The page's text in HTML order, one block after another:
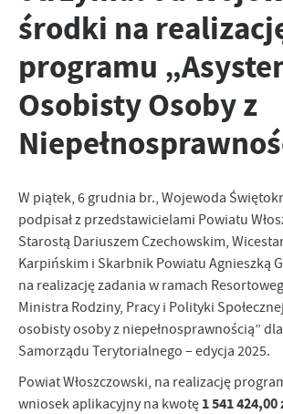
środki na
programu
Osobisty Osoby z
W piątek, 6 grudnia br., Wojewoda
podpisał z przedstawicielami Powiatu
Starostą Dariuszem Czechowskim,
Karpińskim i Skarbnik Powiatu Agnieszką
na realizację zadania w ramach
Ministra Rodziny, Pracy i Polityki
osobisty osoby z niepełnosprawnością”
Samorządu Terytorialnego – edycja 2025.
Powiat Włoszczowski, na realizację
wniosek aplikacyjny na kwotę 1 541 424,00
personalizację określonych funkcjonalności czy
treści.
Dzięki tym plikom cookies możemy zapewnić Ci
korzystania z funkcjonalności naszej strony
jej do Twoich indywidualnych preferencji.
funkcjonalne i personalizacyjne pliki cookies
dostępność większej ilości funkcji na stronie.
Więcej
Analityczne pliki cookies pomagają nam rozwijać
Cookies analityczne pozwalają na uzyskanie
wykorzystywania witryny internetowej, miejsca
z jaką odwiedzane są nasze serwisy www. Dane
ocenę naszych serwisów internetowych pod
popularności wśród użytkowników.
przetwarzane w formie zanonimizowanej.
analityczne pliki cookies gwarantuje dostępność
funkcjonalności.
Więcej
Reklamowe
Dzięki reklamowym plikom cookies prezentujemy
informacje i aktualności na stronach naszych
Promocyjne pliki cookies służą do
komunikatów na podstawie analizy Twoich
promocyjne mogą pojawić się na stronach
firm będących naszymi partnerami oraz innych
Więcej